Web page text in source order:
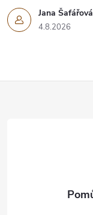
Jana Šafářová
4.8.2026